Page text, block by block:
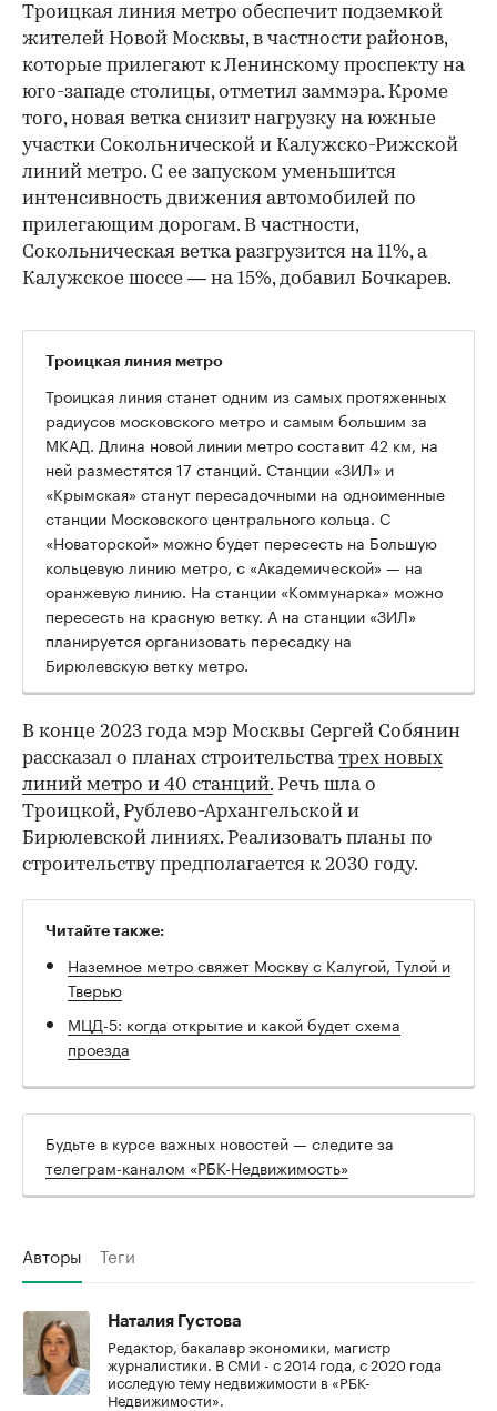
Троицкая линия метро обеспечит подземкой
жителей Новой Москвы, в частности районов,
которые прилегают к Ленинскому проспекту на
юго-западе столицы, отметил заммэра. Кроме
того, новая ветка снизит нагрузку на южные
участки Сокольнической и Калужско-Рижской
линий метро. С ее запуском уменьшится
интенсивность движения автомобилей по
прилегающим дорогам. В частности,
Сокольническая ветка разгрузится на 11%, а
Калужское шоссе — на 15%, добавил Бочкарев.
Троицкая линия метро
Троицкая линия станет одним из самых протяженных
радиусов московского метро и самым большим за
МКАД. Длина новой линии метро составит 42 км, на
ней разместятся 17 станций. Станции «ЗИЛ» и
«Крымская» станут пересадочными на одноименные
станции Московского центрального кольца. С
«Новаторской» можно будет пересесть на Большую
кольцевую линию метро, с «Академической» — на
оранжевую линию. На станции «Коммунарка» можно
пересесть на красную ветку. А на станции «ЗИЛ»
планируется организовать пересадку на
Бирюлевскую ветку метро.
В конце 2023 года мэр Москвы Сергей Собянин
рассказал о планах строительстватрех новых
линий метро и 40 станций. Речь шла о
Троицкой, Рублево-Архангельской и
Бирюлевской линиях. Реализовать планы по
строительству предполагается к 2030 году.
Читайте также:
Наземное метро свяжет Москву с Калугой, Тулой и
Тверью
МЦД-5: когда открытие и какой будет схема
проезда
Будьте в курсе важных новостей — следите за
телеграм-каналом «РБК-Недвижимость»
Авторы Теги
Наталия Густова
Редактор, бакалавр экономики, магистр
журналистики. В СМИ - с 2014 года, с 2020 года
исследую тему недвижимости в «РБК-
Недвижимости».